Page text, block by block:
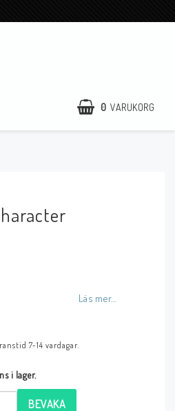
0 VARUKORG
Läs mer...
7-14 vardagar.
i lager.
BEVAKA